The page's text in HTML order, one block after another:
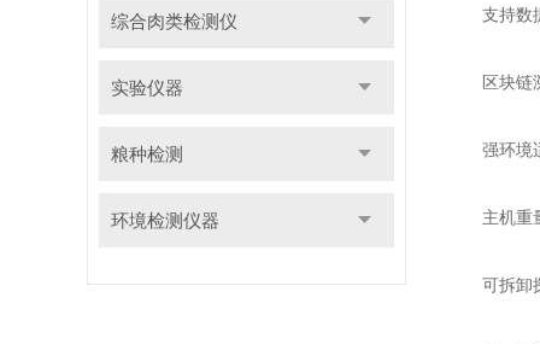
综合肉类检测仪
实验仪器
粮种检测
环境检测仪器
支持数据
区块链溯
强环境适
主机重量
可拆卸探